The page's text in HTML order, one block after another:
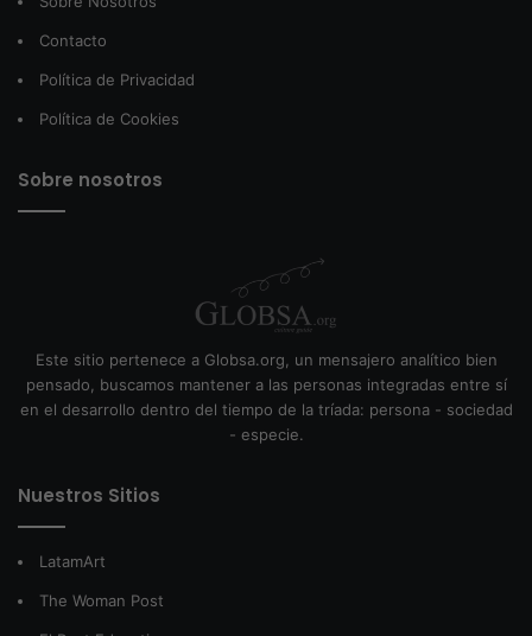
Contacto
Política de Privacidad
Política de Cookies
Sobre nosotros
Este sitio pertenece a Globsa.org, un mensajero analítico bien
pensado, buscamos mantener a las personas integradas entre sí
en el desarrollo dentro del tiempo de la tríada: persona - sociedad
- especie.
Nuestros Sitios
LatamArt
The Woman Post